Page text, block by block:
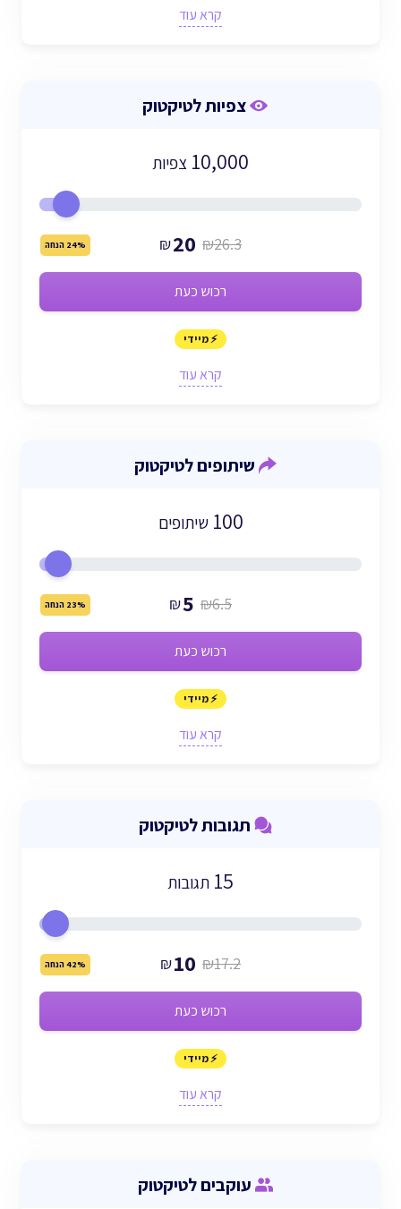
קרא עוד
צפיות לטיקטוק
10,000 צפיות
₪20 ₪26.3 24% הנחה
רכוש כעת
⚡ מיידי
קרא עוד
שיתופים לטיקטוק
100 שיתופים
₪5 ₪6.5 23% הנחה
רכוש כעת
⚡ מיידי
קרא עוד
תגובות לטיקטוק
15 תגובות
₪10 ₪17.2 42% הנחה
רכוש כעת
⚡ מיידי
קרא עוד
עוקבים לטיקטוק